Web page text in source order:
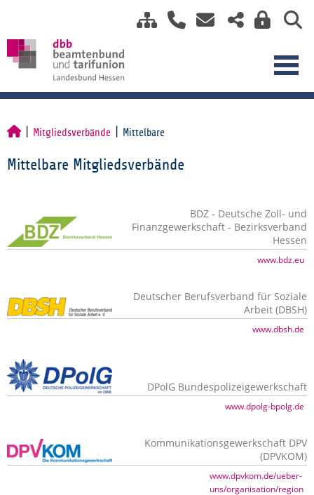
Mitgliedsverbände Mittelbare
Mittelbare Mitgliedsverbände
BDZ - Deutsche Zoll- und
Finanzgewerkschaft - Bezirksverband
Hessen
www.bdz.eu
Deutscher Berufsverband für Soziale
Arbeit (DBSH)
www.dbsh.de
DPolG Bundespolizeigewerkschaft
www.dpolg-bpolg.de
Kommunikationsgewerkschaft DPV
(DPVKOM)
www.dpvkom.de/ueber-
uns/organisation/region